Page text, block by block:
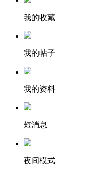
我的收藏
我的帖子
我的资料
短消息
夜间模式